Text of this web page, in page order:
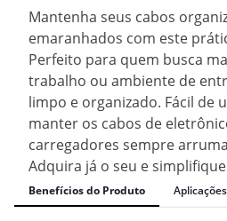
Mantenha seus cabos
emaranhados com este
Perfeito para quem busca
trabalho ou ambiente de
limpo e organizado. Fácil de
manter os cabos de
carregadores sempre
Adquira já o seu e
Benefícios do Produto